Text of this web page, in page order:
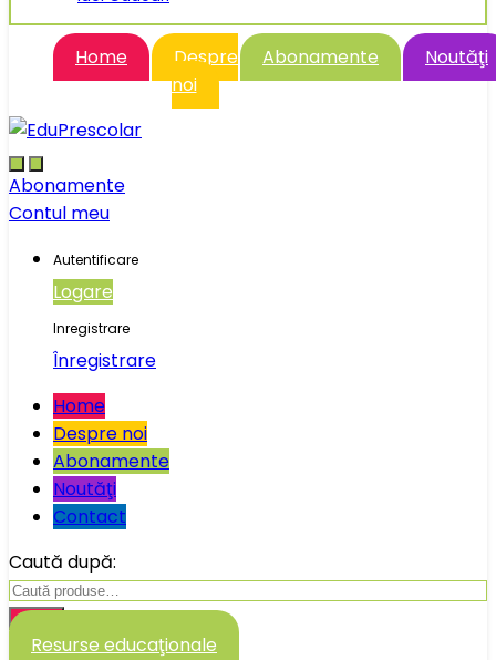
Home
Despre
noi
Abonamente Noutăţi
Abonamente
Contul meu
Autentificare
Logare
Inregistrare
Înregistrare
Home
Despre noi
Abonamente
Noutăţi
Contact
Caută după:
Caută
Resurse educaţionale